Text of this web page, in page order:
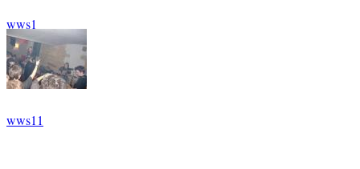
wws1
wws11